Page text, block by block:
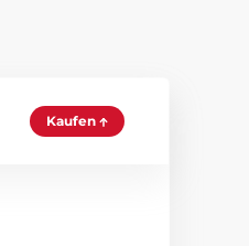
Kaufen